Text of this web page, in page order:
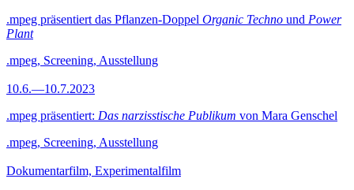
.mpeg präsentiert das Pflanzen-Doppel Organic Techno und Power
Plant
.mpeg, Screening, Ausstellung
10.6.—10.7.2023
.mpeg präsentiert: Das narzisstische Publikum von Mara Genschel
.mpeg, Screening, Ausstellung
Dokumentarfilm, Experimentalfilm